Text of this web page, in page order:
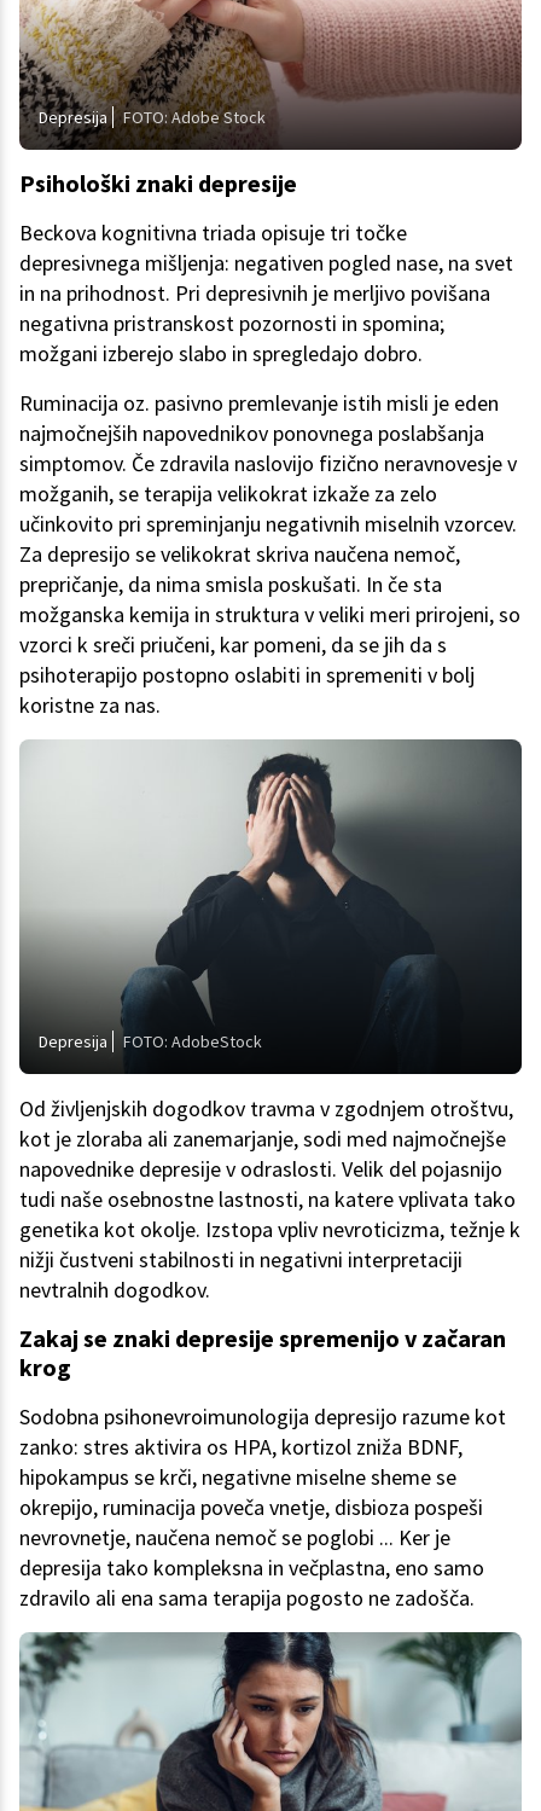
Depresija FOTO: Adobe Stock
Psihološki znaki depresije
Beckova kognitivna triada opisuje tri točke
depresivnega mišljenja: negativen pogled nase, na svet
in na prihodnost. Pri depresivnih je merljivo povišana
negativna pristranskost pozornosti in spomina;
možgani izberejo slabo in spregledajo dobro.
Ruminacija oz. pasivno premlevanje istih misli je eden
najmočnejših napovednikov ponovnega poslabšanja
simptomov. Če zdravila naslovijo fizično neravnovesje v
možganih, se terapija velikokrat izkaže za zelo
učinkovito pri spreminjanju negativnih miselnih vzorcev.
Za depresijo se velikokrat skriva naučena nemoč,
prepričanje, da nima smisla poskušati. In če sta
možganska kemija in struktura v veliki meri prirojeni, so
vzorci k sreči priučeni, kar pomeni, da se jih da s
psihoterapijo postopno oslabiti in spremeniti v bolj
koristne za nas.
Depresija FOTO: AdobeStock
Od življenjskih dogodkov travma v zgodnjem otroštvu,
kot je zloraba ali zanemarjanje, sodi med najmočnejše
napovednike depresije v odraslosti. Velik del pojasnijo
tudi naše osebnostne lastnosti, na katere vplivata tako
genetika kot okolje. Izstopa vpliv nevroticizma, težnje k
nižji čustveni stabilnosti in negativni interpretaciji
nevtralnih dogodkov.
Zakaj se znaki depresije spremenijo v začaran
krog
Sodobna psihonevroimunologija depresijo razume kot
zanko: stres aktivira os HPA, kortizol zniža BDNF,
hipokampus se krči, negativne miselne sheme se
okrepijo, ruminacija poveča vnetje, disbioza pospeši
nevrovnetje, naučena nemoč se poglobi ... Ker je
depresija tako kompleksna in večplastna, eno samo
zdravilo ali ena sama terapija pogosto ne zadošča.